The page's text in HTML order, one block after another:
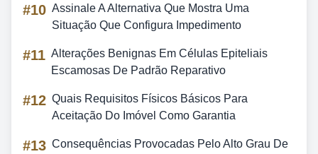
#10 Assinale A Alternativa Que Mostra Uma
Situação Que Configura Impedimento
#11 Alterações Benignas Em Células Epiteliais
Escamosas De Padrão Reparativo
#12 Quais Requisitos Físicos Básicos Para
Aceitação Do Imóvel Como Garantia
#13 Consequências Provocadas Pelo Alto Grau De